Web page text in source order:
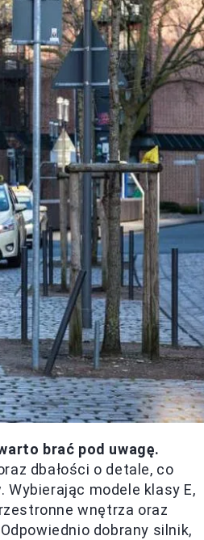
brać pod uwagę.
dbałości o detale, co
Wybierając modele klasy E,
wnętrza oraz
dobrany silnik,